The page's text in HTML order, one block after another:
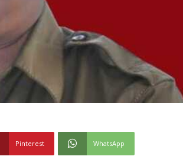
Pinterest WhatsApp